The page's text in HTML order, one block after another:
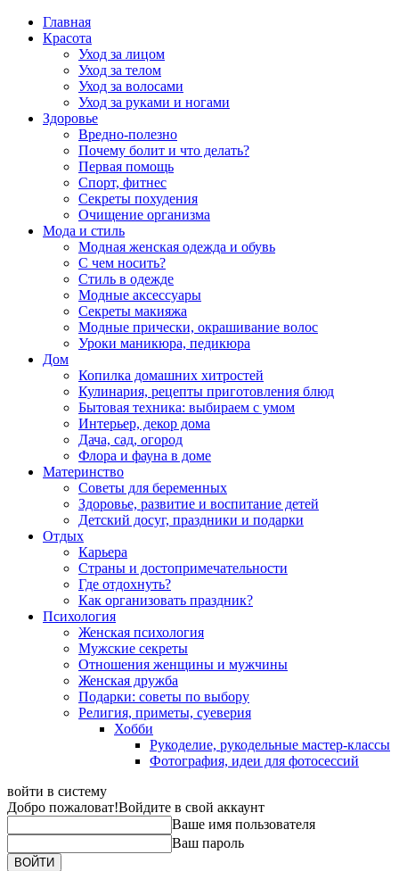
Главная
Красота
Уход за лицом
Уход за телом
Уход за волосами
Уход за руками и ногами
Здоровье
Вредно-полезно
Почему болит и что делать?
Первая помощь
Спорт, фитнес
Секреты похудения
Очищение организма
Мода и стиль
Модная женская одежда и обувь
С чем носить?
Стиль в одежде
Модные аксессуары
Секреты макияжа
Модные прически, окрашивание волос
Уроки маникюра, педикюра
Дом
Копилка домашних хитростей
Кулинария, рецепты приготовления блюд
Бытовая техника: выбираем с умом
Интерьер, декор дома
Дача, сад, огород
Флора и фауна в доме
Материнство
Советы для беременных
Здоровье, развитие и воспитание детей
Детский досуг, праздники и подарки
Отдых
Карьера
Страны и достопримечательности
Где отдохнуть?
Как организовать праздник?
Психология
Женская психология
Мужские секреты
Отношения женщины и мужчины
Женская дружба
Подарки: советы по выбору
Религия, приметы, суеверия
Хобби
Рукоделие, рукодельные мастер-классы
Фотография, идеи для фотосессий
войти в систему
Добро пожаловат!Войдите в свой аккаунт
Ваше имя пользователя
Ваш пароль